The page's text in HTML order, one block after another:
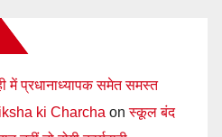
में प्रधानाध्यापक समेत समस्त
ki Charcha onस्कूल बंद